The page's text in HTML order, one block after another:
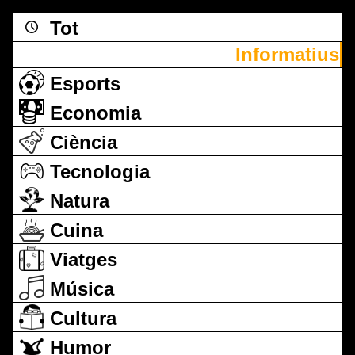
Tot
Informatius
Esports
Economia
Ciència
Tecnologia
Natura
Cuina
Viatges
Música
Cultura
Humor